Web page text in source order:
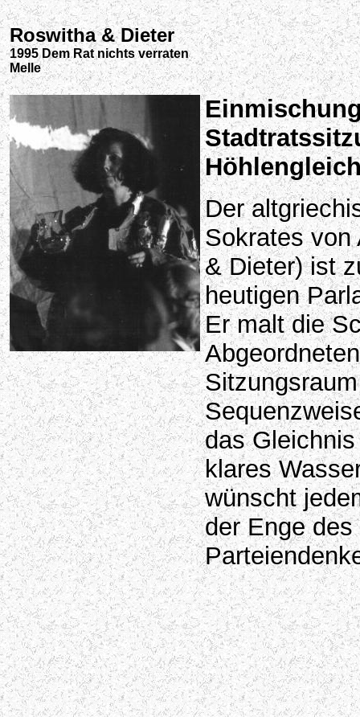
Roswitha & Dieter
1995 Dem Rat nichts verraten
Melle
Der
Sokrates von
& Dieter) ist
heutigen
Er malt die
das
klares
wünscht
der Enge des